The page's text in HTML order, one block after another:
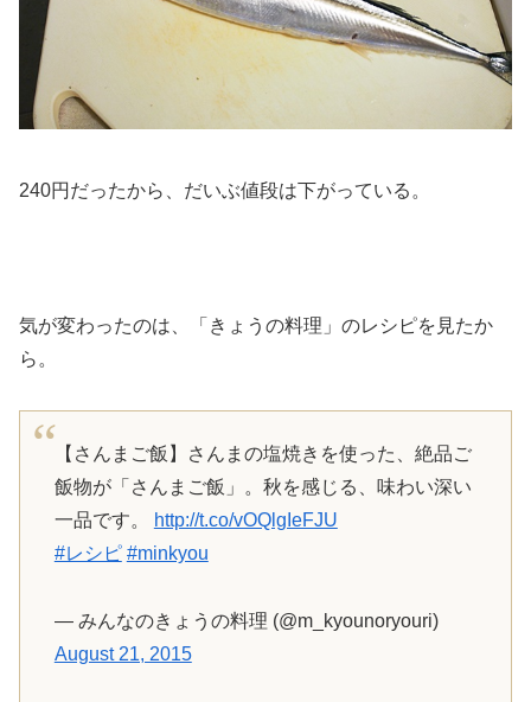
240円だったから、だいぶ値段は下がっている。
気が変わったのは、「きょうの料理」のレシピを見たか
ら。
【さんまご飯】さんまの塩焼きを使った、絶品ご
飯物が「さんまご飯」。秋を感じる、味わい深い
一品です。
http://t.co/vOQlgIeFJU
#レシピ #minkyou
— みんなのきょうの料理 (@m_kyounoryouri)
August 21, 2015